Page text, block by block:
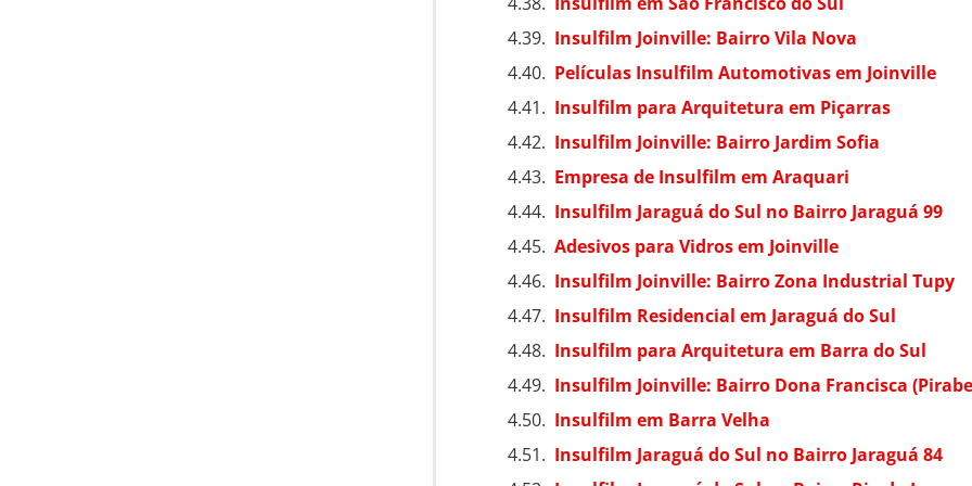
Insulfilm Joinville: Bairro Vila Nova
Películas Insulfilm Automotivas em Joinville
Insulfilm para Arquitetura em Piçarras
Insulfilm Joinville: Bairro Jardim Sofia
Empresa de Insulfilm em Araquari
Insulfilm Jaraguá do Sul no Bairro Jaraguá 99
Adesivos para Vidros em Joinville
Insulfilm Joinville: Bairro Zona Industrial Tupy
Insulfilm Residencial em Jaraguá do Sul
Insulfilm para Arquitetura em Barra do Sul
Insulfilm Joinville: Bairro Dona Francisca
Insulfilm em Barra Velha
Insulfilm Jaraguá do Sul no Bairro Jaraguá 84